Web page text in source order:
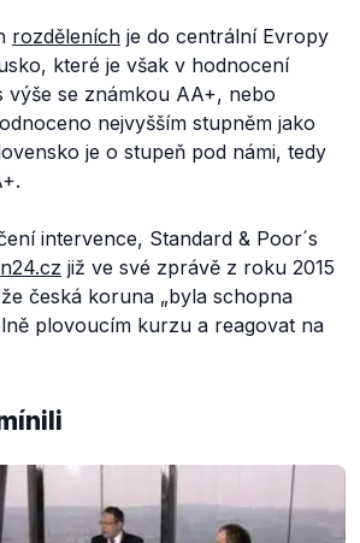
rozděleních je do centrální Evropy
které je však v hodnocení
výše se známkou AA+, nebo
nejvyšším stupněm jako
je o stupeň pod námi, tedy
intervence, Standard & Poor´s
již ve své zprávě z roku 2015
česká koruna „byla schopna
plovoucím kurzu a reagovat na